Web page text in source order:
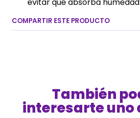
COMPARTIR ESTE PRODUCTO
También
interesarte uno